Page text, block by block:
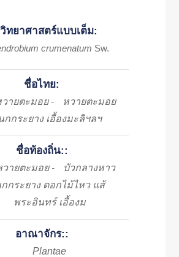
ทยาศาสตร์แบบเต็ม:
crumenatum Sw.
ชื่อไทย:
วายตะมอย -
หวายตะมอย
กกระยาง เอื้องมะลิฯลฯ
ชื่อท้องถิ่น::
วายตะมอย -
บัวกลางหาว
กระยาง ดอกไม้ไหว แส้
พระอินทร์ เอื้องม
อาณาจักร::
Plantae